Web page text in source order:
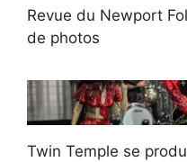
Revue du Newport
de photos
Twin Temple se